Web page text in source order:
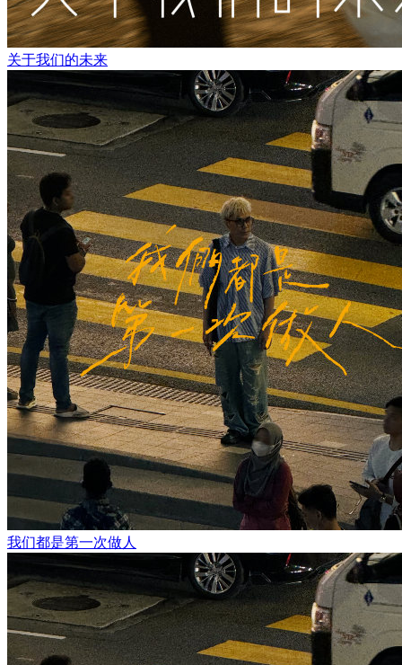
关于我们的未来
我们都是第一次做人